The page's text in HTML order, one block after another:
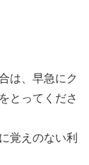
は、早急にク
とってくださ
覚えのない利